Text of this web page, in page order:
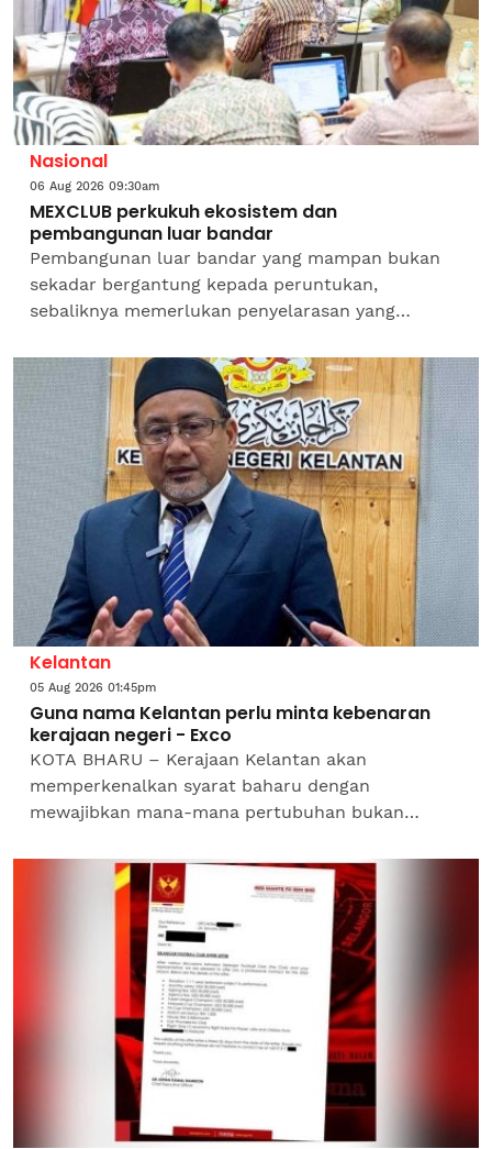
Nasional
06 Aug 2026 09:30am
MEXCLUB perkukuh ekosistem dan
pembangunan luar bandar
Pembangunan luar bandar yang mampan bukan
sekadar bergantung kepada peruntukan,
sebaliknya memerlukan penyelarasan yang
Kerajaan Negeri supaya setiap dasar...
Kelantan
05 Aug 2026 01:45pm
Guna nama Kelantan perlu minta kebenaran
kerajaan negeri - Exco
KOTA BHARU – Kerajaan Kelantan akan
memperkenalkan syarat baharu dengan
mewajibkan mana-mana pertubuhan bukan
mendapatkan kebenaran terlebih dahulu
sebelum...